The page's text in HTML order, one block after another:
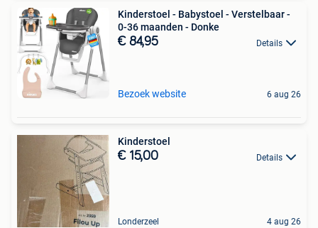
Kinderstoel - Babystoel - Verstelbaar -
0-36 maanden - Donke
€ 84,95 Details
Bezoek website 6 aug 26
Kinderstoel
€ 15,00 Details
Londerzeel 4 aug 26